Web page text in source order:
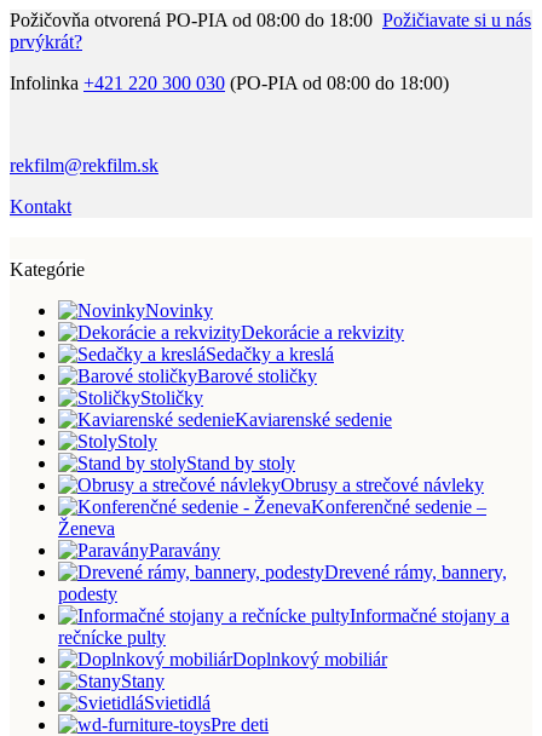
Požičovňa otvorená PO-PIA od 08:00 do 18:00 Požičiavate si u nás
prvýkrát?
Infolinka +421 220 300 030 (PO-PIA od 08:00 do 18:00)
rekfilm@rekfilm.sk
Kontakt
Kategórie
Novinky
Dekorácie a rekvizity
Sedačky a kreslá
Barové stoličky
Stoličky
Kaviarenské sedenie
Stoly
Stand by stoly
Obrusy a strečové návleky
Konferenčné sedenie –
Ženeva
Paravány
Drevené rámy, bannery,
podesty
Informačné stojany a
rečnícke pulty
Doplnkový mobiliár
Stany
Svietidlá
Pre deti